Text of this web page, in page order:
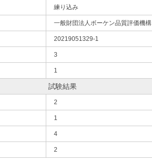
練り込み
一般財団法人ボーケン品質評価機構
20219051329-1
3
1
試験結果
2
1
4
2